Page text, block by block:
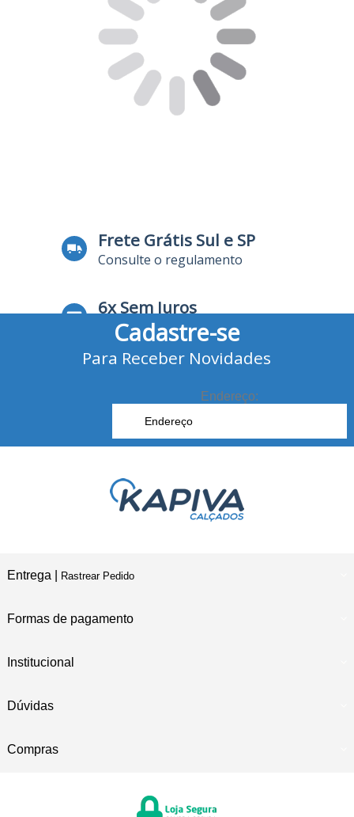
Frete Grátis Sul e SP
Consulte o regulamento
6x Sem Juros
no Cartão de Crédito
no Boleto Bancário e Pix
Cadastre-se
Para Receber Novidades
Endereço:
Entrega | Rastrear Pedido
Formas de pagamento
Institucional
Dúvidas
Compras